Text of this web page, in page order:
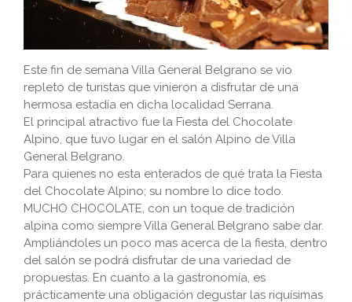
Este fin de semana Villa General Belgrano se vio
repleto de turistas que vinieron a disfrutar de una
hermosa estadía en dicha localidad Serrana.
El principal atractivo fue la Fiesta del Chocolate
Alpino, que tuvo lugar en el salón Alpino de Villa
General Belgrano.
Para quienes no esta enterados de qué trata la Fiesta
del Chocolate Alpino; su nombre lo dice todo.
MUCHO CHOCOLATE, con un toque de tradición
alpina como siempre Villa General Belgrano sabe dar.
Ampliándoles un poco mas acerca de la fiesta, dentro
del salón se podrá disfrutar de una variedad de
propuestas. En cuanto a la gastronomía, es
prácticamente una obligación degustar las riquísimas